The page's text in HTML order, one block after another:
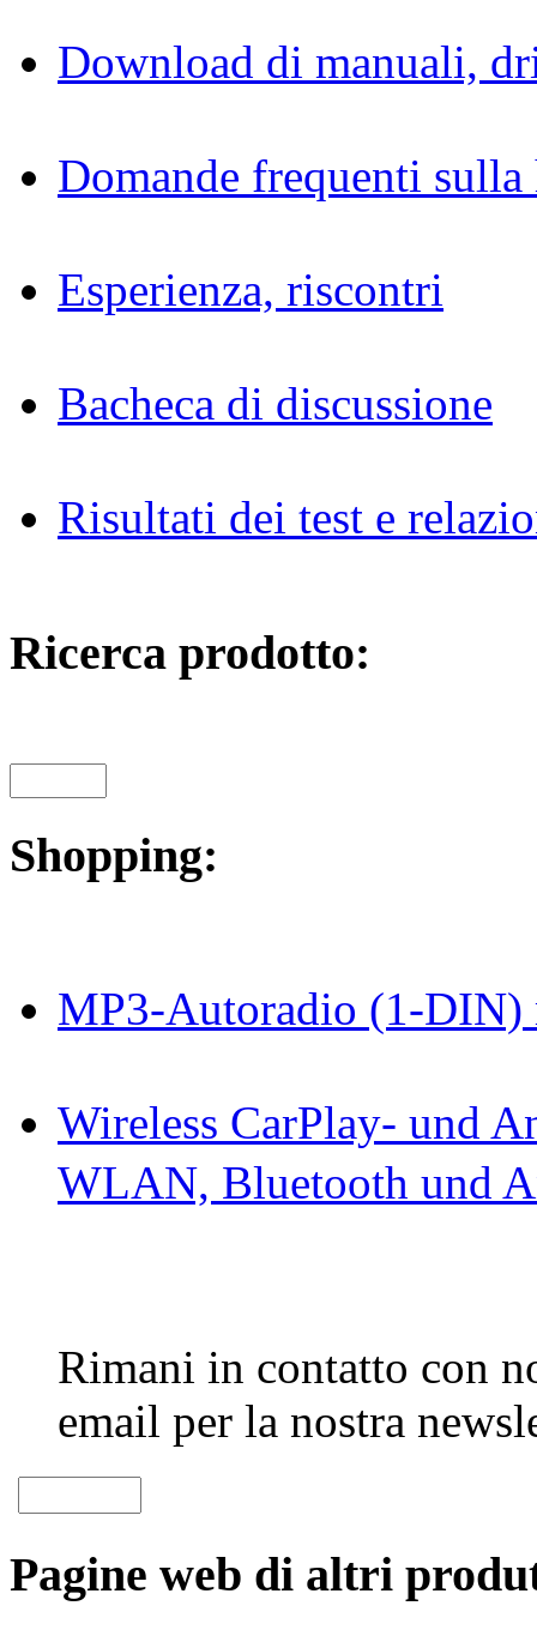
Download di manuali,
Domande frequenti
Esperienza, riscontri
Bacheca di discussione
Risultati dei test e
Ricerca prodotto:
Shopping:
MP3-Autoradio (1-DIN)
Wireless CarPlay- und
WLAN, Bluetooth und
Rimani in contatto con
email per la nostra
Pagine web di altri